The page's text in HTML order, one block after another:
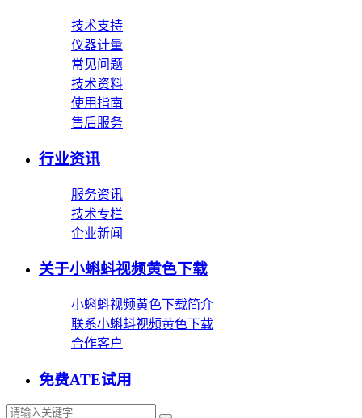
技术支持
仪器计量
常见问题
技术资料
使用指南
售后服务
行业资讯
服务资讯
技术专栏
企业新闻
关于小蝌蚪视频黄色下载
小蝌蚪视频黄色下载简介
联系小蝌蚪视频黄色下载
合作客户
免费ATE试用